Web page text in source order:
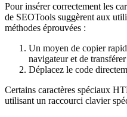
Pour insérer correctement les
de SEOTools suggèrent aux
méthodes éprouvées :
Un moyen de copier
navigateur et de
Déplacez le code
Certains caractères spéciaux
utilisant un raccourci clavier